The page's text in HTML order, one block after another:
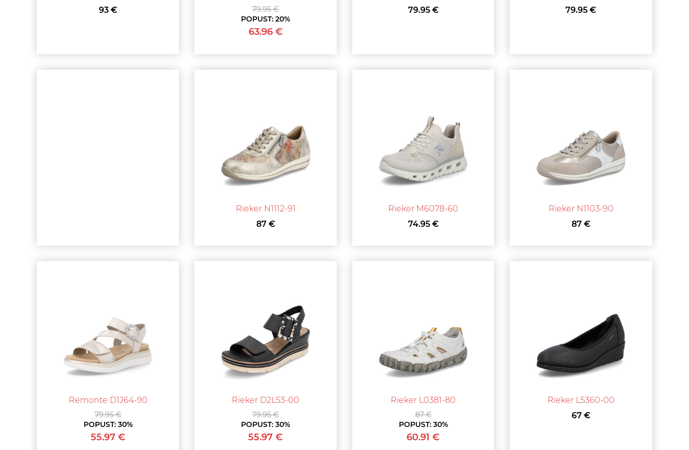
93 €
79.95 €
POPUST:20%
63.96 €
79.95 €
79.95 €
Rieker N1112-91
87 €
Rieker M6078-60
74.95 €
Rieker N1103-90
87 €
Remonte D1J64-90
79.95 €
POPUST: 30%
55.97 €
Rieker D2L53-00
79.95 €
POPUST:30%
55.97 €
Rieker L0381-80
87 €
POPUST: 30%
60.91 €
Rieker L5360-00
67 €